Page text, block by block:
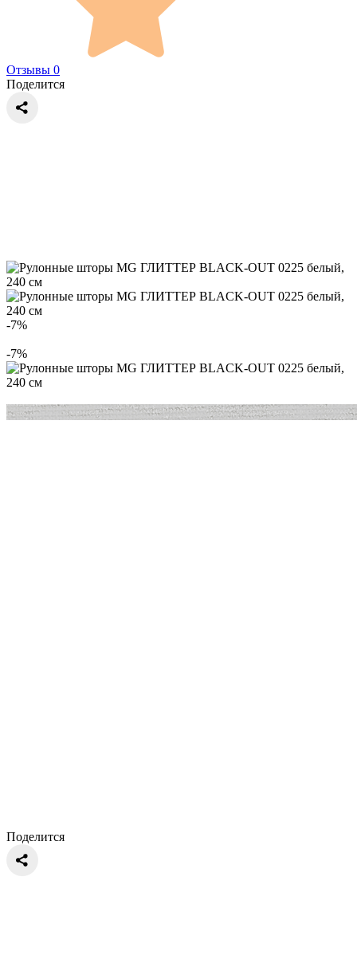
Отзывы 0
Поделится
-7%
-7%
Поделится